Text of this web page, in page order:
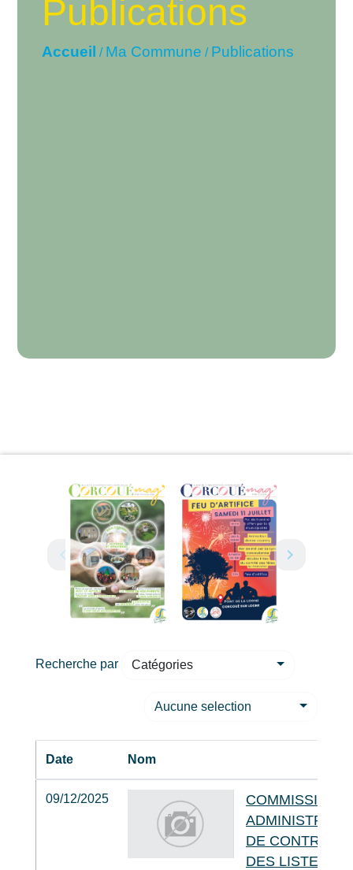
Publications
Accueil / Ma Commune / Publications
Recherche par Catégories
Aucune selection
Date Nom
09/12/2025
COMMISSION
DE CONTRÔLE
DES LISTES